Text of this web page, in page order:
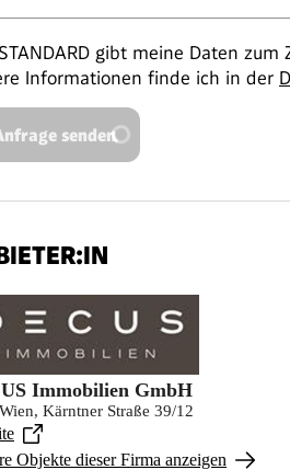
STANDARD gibt meine Daten
Informationen finde ich in der
senden
Immobilien GmbH
Kärntner Straße 39/12
Objekte dieser Firma anzeigen